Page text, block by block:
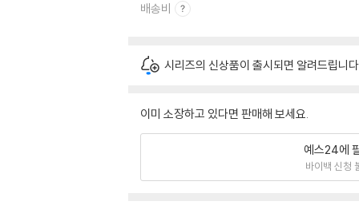
배송비
시리즈의 신상품이 출시되면 알려드립니
이미 소장하고 있다면 판매해 보세요.
예스24에
바이백 신청